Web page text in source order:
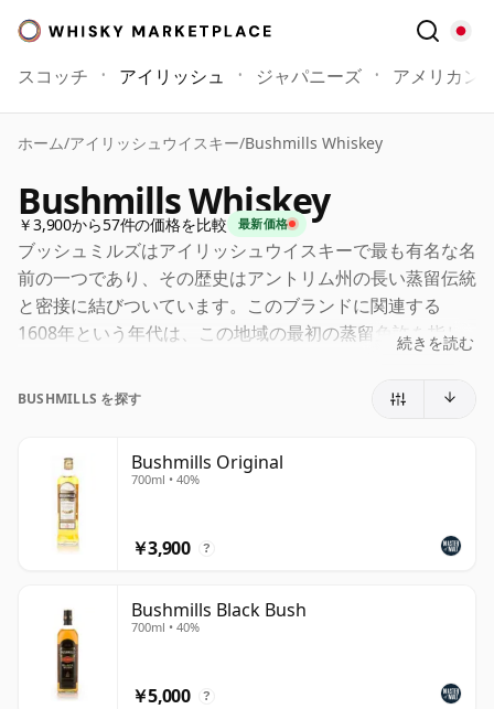
スコッチ アイリッシュ ジャパニーズ アメリカン
ホーム/アイリッシュウイスキー/Bushmills Whiskey
Bushmills Whiskey
￥3,900から57件の価格を比較 最新価格
ブッシュミルズはアイリッシュウイスキーで最も有名な名
前の一つであり、その歴史はアントリム州の長い蒸留伝統
と密接に結びついています。このブランドに関連する
1608年という年代は、この地域の最初の蒸留免許を指し
18世紀にその設立の起源を辿ります。今日、ブッシュミ
ィティの構築を続けています。
ブッシュミルズの特徴的な点の一つは、ブレンデッドウイ
スキーとシングルモルトウイスキーの両方が同じ名前で展
キーがそのラインナップの中核であることを強調し、今日
ではアイルランドで数少ないグレイン・トゥ・グラス蒸留
所の一つとして自らを位置づけており、モルトの蒸留、熟
成、ブレンディング、ボトリングのすべてが一つのサイト
続きを読む
BUSHMILLS を探す
Bushmills Original
700ml • 40%
￥3,900 ?
Bushmills Black Bush
700ml • 40%
￥5,000 ?